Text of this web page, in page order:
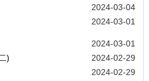
2024-03-04
2024-03-01
2024-03-01
)
2024-02-29
2024-02-29